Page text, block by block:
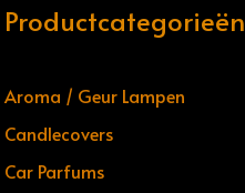
Productcategorieën
Aroma / Geur Lampen
Candlecovers
Car Parfums